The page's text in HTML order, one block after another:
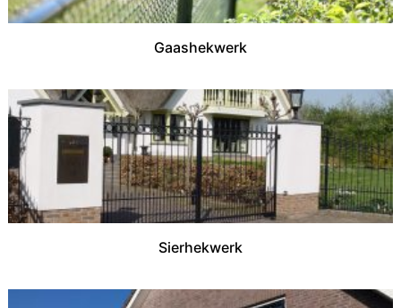
Gaashekwerk
Sierhekwerk